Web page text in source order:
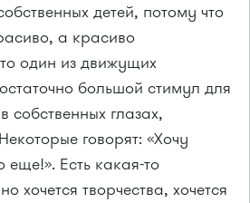
детей, потому что
а красиво
один из движущих
большой стимул для
глазах,
говорят: «Хочу
еще!». Есть какая-то
хочется творчества, хочется